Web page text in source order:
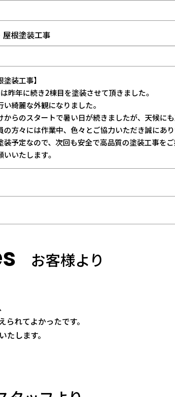
根塗装工事
装工事】
昨年に続き2棟目を塗装させて頂きました。
綺麗な外観になりました。
らのスタートで暑い日が続きましたが、天候に
方々には作業中、色々とご協力いただき誠にあり
予定なので、次回も安全で高品質の塗装工事をご
いたします。
お客様より
れてよかったです。
します。